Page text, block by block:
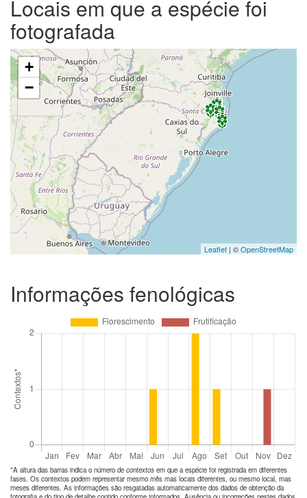
Locais em que a espécie foi
fotografada
+
−
Leaflet | ©OpenStreetMap
Informações fenológicas
*A altura das barras indica o número de contextos em que a espécie foi registrada em diferentes
fases. Os contextos podem representar mesmo mês mas locais diferentes, ou mesmo local, mas
meses diferentes. As informações são resgatadas automaticamente dos dados de obtenção da